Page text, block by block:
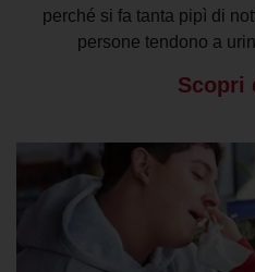
perché si fa tanta pipì di
persone tendono a
Scopri